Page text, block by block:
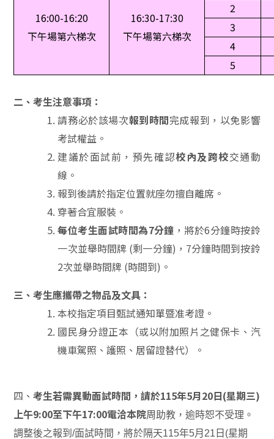
16:00-16:20
下午場第六梯次
16:30-17:30
下午場第六梯次
2
3
4
5
二、考生注意事項：
請務必於該場次報到時間完成報到，以免影響
考試權益。
建議於面試前，預先確認校內及跨校交通動
線。
報到後請於指定位置就座勿擅自離席。
穿著合宜服裝。
每位考生面試時間為7分鐘 ，將於6分鐘時按鈴
一次並舉時間牌 (剩一分鐘)，7分鐘時間到按鈴
2次並舉時間牌 (時間到)。
三、考生應攜帶之物品及文具：
本校指定項目甄試通知單暨准考證。
國民身分證正本（或以附加照片之健保卡、汽
機車駕照、護照、居留證替代）。
四、考生若需異動面試時間，請於115年5月20日(星期三)
上午9:00至下午17:00電洽本院周助教，逾時恕不受理。
調整後之報到/面試時間，將於隔天115年5月21日(星期